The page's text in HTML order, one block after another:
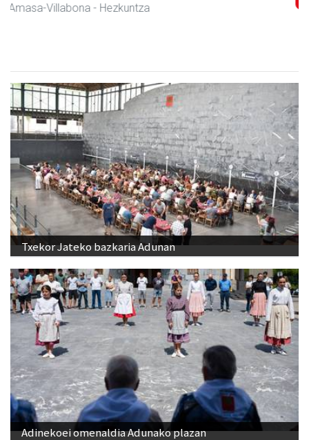
Amasa-Villabona - Ile-apaindegiak
Txekor Jateko bazkaria Adunan
Adinekoei omenaldia Adunako plazan